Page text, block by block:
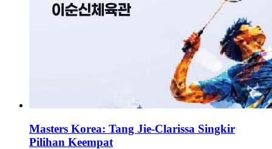
Masters Korea: Tang Jie-Clarissa Singkir
Pilihan Keempat